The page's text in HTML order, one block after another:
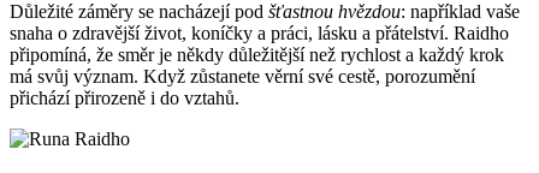
Důležité záměry se nacházejí pod šťastnou hvězdou: například vaše
snaha o zdravější život, koníčky a práci, lásku a přátelství. Raidho
připomíná, že směr je někdy důležitější než rychlost a každý krok
má svůj význam. Když zůstanete věrní své cestě, porozumění
přichází přirozeně i do vztahů.